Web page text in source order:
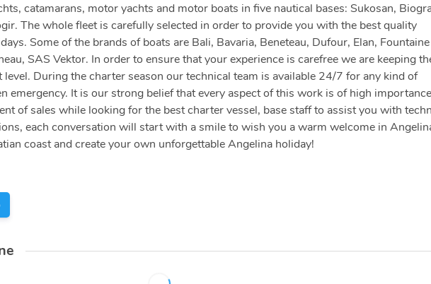
catamarans, motor yachts and motor boats in five nautical bases: Sukosan,
The whole fleet is carefully selected in order to provide you with the best quality
Some of the brands of boats are Bali, Bavaria, Beneteau, Dufour, Elan, Fountaine
SAS Vektor. In order to ensure that your experience is carefree we are keeping
level. During the charter season our technical team is available 24/7 for any kind of
emergency. It is our strong belief that every aspect of this work is of high
of sales while looking for the best charter vessel, base staff to assist you with
each conversation will start with a smile to wish you a warm welcome in
coast and create your own unforgettable Angelina holiday!